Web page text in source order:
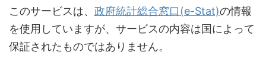
このサービスは、 政府統計総合窓口(e-Stat)の情報
を使用していますが、サービスの内容は国によって
保証されたものではありません。